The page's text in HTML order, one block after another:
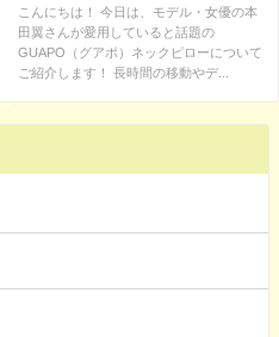
に曲げられるネックピロー ・ 首
まくらの特徴・口コミまとめ♪
こんにちは！ 今日は、モデル・女優の本
田翼さんが愛用していると話題の
GUAPO（グアポ）ネックピローについて
ご紹介します！ 長時間の移動やデ...